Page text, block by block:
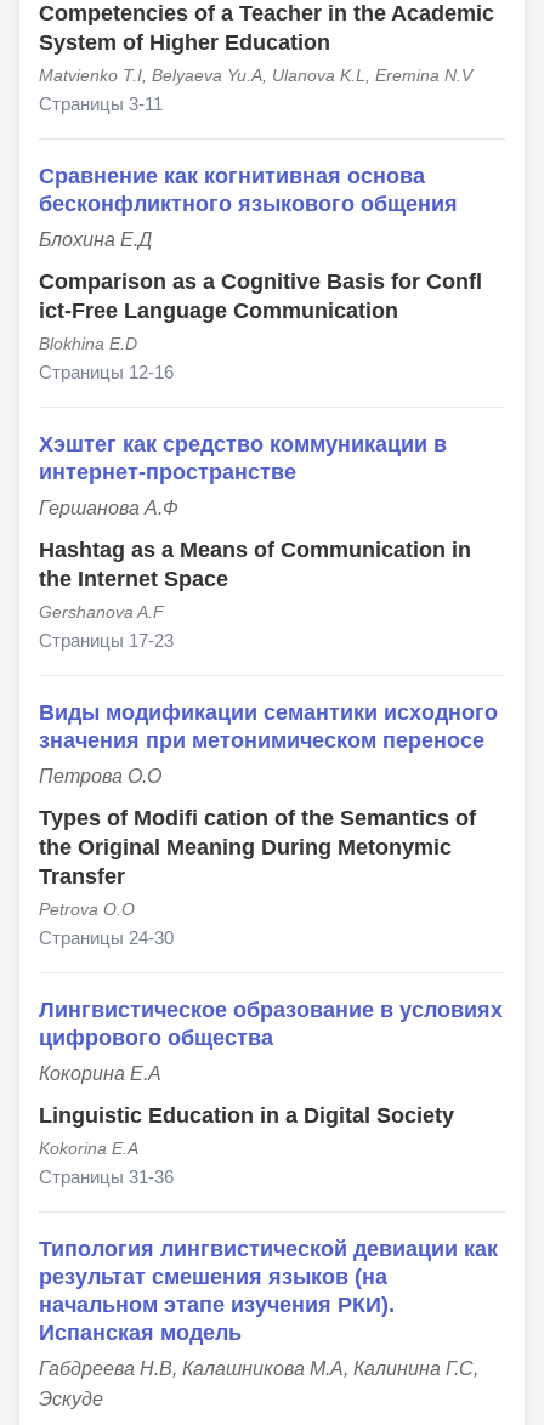
Competencies of a Teacher in the Academic
System of Higher Education
Matvienko T.I, Belyaeva Yu.A, Ulanova K.L, Eremina N.V
Страницы 3-11
Сравнение как когнитивная основа
бесконфликтного языкового общения
Блохина Е.Д
Comparison as a Cognitive Basis for Confl
ict-Free Language Communication
Blokhina E.D
Страницы 12-16
Хэштег как средство коммуникации в
интернет-пространстве
Гершанова А.Ф
Hashtag as a Means of Communication in
the Internet Space
Gershanova A.F
Страницы 17-23
Виды модификации семантики исходного
значения при метонимическом переносе
Петрова О.О
Types of Modifi cation of the Semantics of
the Original Meaning During Metonymic
Transfer
Petrova O.O
Страницы 24-30
Лингвистическое образование в условиях
цифрового общества
Кокорина Е.А
Linguistic Education in a Digital Society
Kokorina E.A
Страницы 31-36
Типология лингвистической девиации как
результат смешения языков (на
начальном этапе изучения РКИ).
Испанская модель
Габдреева Н.В, Калашникова М.А, Калинина Г.С,
Эскуде